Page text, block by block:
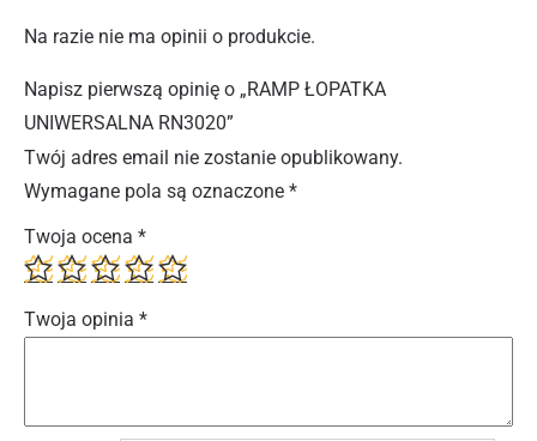
Na razie nie ma opinii o produkcie.
Napisz pierwszą opinię o „RAMP ŁOPATKA
UNIWERSALNA RN3020”
Twój adres email nie zostanie opublikowany.
Wymagane pola są oznaczone *
Twoja ocena *
Twoja opinia *